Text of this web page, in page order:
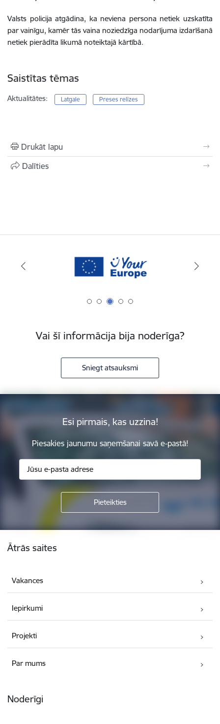
Valsts policija atgādina, ka neviena persona netiek uzskatīta
par vainīgu, kamēr tās vaina noziedzīga nodarījuma izdarīšanā
netiek pierādīta likumā noteiktajā kārtībā.
Saistītas tēmas
Aktualitātes: Latgale Preses relīzes
Drukāt lapu
Dalīties
Vai šī informācija bija noderīga?
Sniegt atsauksmi
Esi pirmais, kas uzzina!
Piesakies jaunumu saņemšanai savā e-pastā!
Ātrās saites
Vakances
Iepirkumi
Projekti
Par mums
Noderīgi